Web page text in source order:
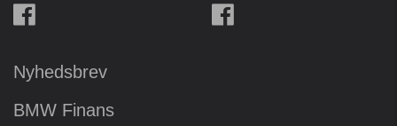
Nyhedsbrev
BMW Finans